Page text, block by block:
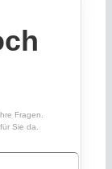
Fragen.
Sie da.